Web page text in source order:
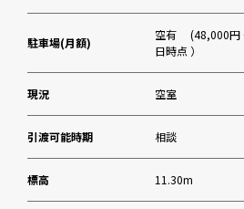
駐車場(月額)
空有 (48,000円
日時点 ）
現況 空室
引渡可能時期 相談
標高 11.30m